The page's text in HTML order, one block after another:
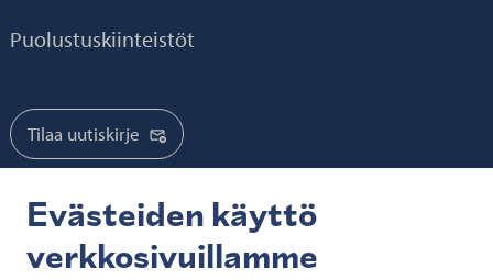
Evästeiden käyttö
verkkosivuillamme
Puolustuskiinteistöt
Tilaa uutiskirje
Tilaa mediatiedotteet